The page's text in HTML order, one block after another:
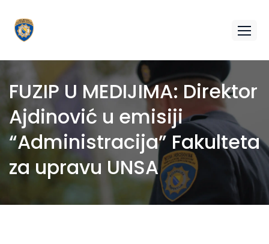
FUZIP U MEDIJIMA: Direktor
Ajdinović u emisiji
“Administracija” Fakulteta
za upravu UNSA